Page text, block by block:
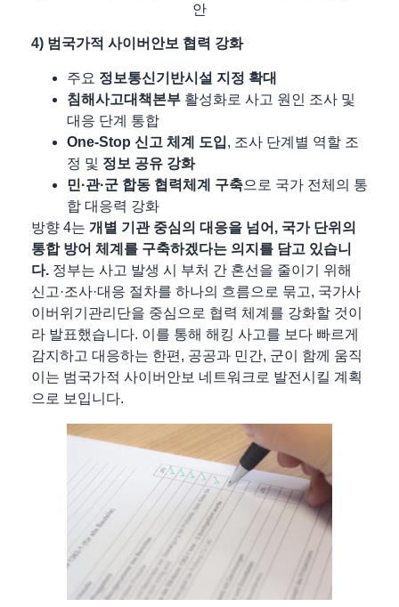
안
4) 범국가적 사이버안보 협력 강화
주요 정보통신기반시설 지정 확대
침해사고대책본부 활성화로 사고 원인 조사 및
대응 단계 통합
One-Stop 신고 체계 도입, 조사 단계별 역할 조
정 및 정보 공유 강화
민·관·군 합동 협력체계 구축으로 국가 전체의 통
합 대응력 강화
방향 4는 개별 기관 중심의 대응을 넘어, 국가 단위의
통합 방어 체계를 구축하겠다는 의지를 담고 있습니
다. 정부는 사고 발생 시 부처 간 혼선을 줄이기 위해
신고·조사·대응 절차를 하나의 흐름으로 묶고, 국가사
이버위기관리단을 중심으로 협력 체계를 강화할 것이
라 발표했습니다. 이를 통해 해킹 사고를 보다 빠르게
감지하고 대응하는 한편, 공공과 민간, 군이 함께 움직
이는 범국가적 사이버안보 네트워크로 발전시킬 계획
으로 보입니다.